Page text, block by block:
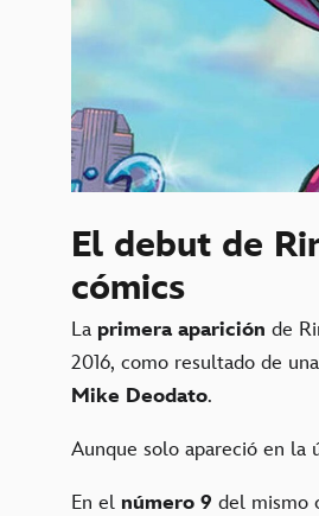
El debut de
cómics
La primera aparición de
2016, como resultado de
Mike Deodato.
Aunque solo apareció en la
En el número 9 del mismo